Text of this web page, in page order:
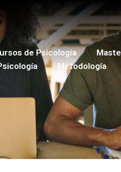
de Psicología
Metodología